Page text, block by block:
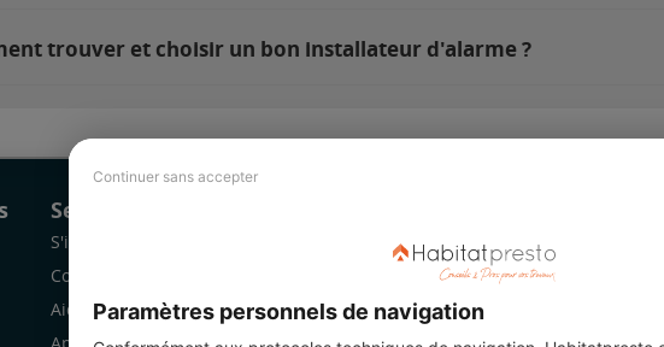
Continuer sans accepter
Paramètres personnels de navigation
trouver et choisir un bon installateur d'alarme ?
Services Pro
S'inscrire
Comment ça marche
Aide
Revue de presse